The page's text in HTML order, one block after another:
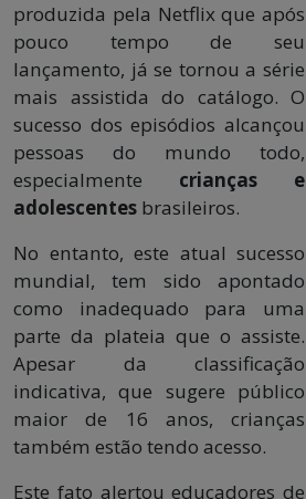
produzida pela Netflix que após
pouco tempo de seu
lançamento, já se tornou a série
mais assistida do catálogo. O
sucesso dos episódios alcançou
pessoas do mundo todo,
especialmente crianças e
adolescentes brasileiros.
No entanto, este atual sucesso
mundial, tem sido apontado
como inadequado para uma
parte da plateia que o assiste.
Apesar da classificação
indicativa, que sugere público
maior de 16 anos, crianças
também estão tendo acesso.
Este fato alertou educadores de